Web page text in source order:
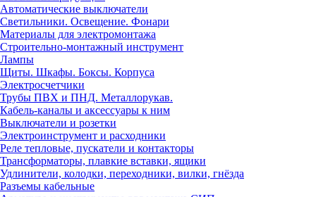
Автоматические выключатели
Светильники. Освещение. Фонари
Материалы для электромонтажа
Строительно-монтажный инструмент
Лампы
Щиты. Шкафы. Боксы. Корпуса
Электросчетчики
Трубы ПВХ и ПНД. Металлорукав.
Кабель-каналы и аксессуары к ним
Выключатели и розетки
Электроинструмент и расходники
Реле тепловые, пускатели и контакторы
Трансформаторы, плавкие вставки, ящики
Удлинители, колодки, переходники, вилки, гнёзда
Разъемы кабельные